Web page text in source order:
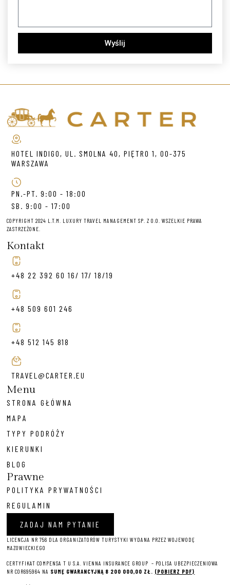
Wyślij
HOTEL INDIGO, UL. SMOLNA 40, PIĘTRO 1, 00-375
WARSZAWA
PN.-PT. 9:00 - 18:00
SB. 9:00 - 17:00
COPYRIGHT 2024 L.T.M. LUXURY TRAVEL MANAGEMENT SP. Z O.O. WSZELKIE PRAWA
ZASTRZEŻONE.
Kontakt
+48 22 392 60 16/ 17/ 18/19
+48 509 601 246
+48 512 145 818
TRAVEL@CARTER.EU
Menu
STRONA GŁÓWNA
MAPA
TYPY PODRÓŻY
KIERUNKI
BLOG
Prawne
POLITYKA PRYWATNOŚCI
REGULAMIN
ZADAJ NAM PYTANIE
LICENCJA NR 756 DLA ORGANIZATORÓW TURYSTYKI WYDANA PRZEZ WOJEWODĘ
MAZOWIECKIEGO
CERTYFIKAT COMPENSA T U S.A. VIENNA INSURANCE GROUP – POLISA UBEZPIECZENIOWA
NR COR695964 NA SUMĘ GWARANCYJNĄ 8 200 000,00 ZŁ. (POBIERZ PDF)